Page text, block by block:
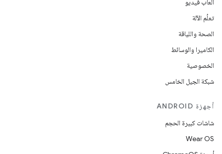
ألعاب فيديو
تعلُم الآلة
الصحة واللياقة
الكاميرا والوسائط
الخصوصية
شبكة الجيل الخامس
أجهزة ANDROID
شاشات كبيرة الحجم
Wear OS